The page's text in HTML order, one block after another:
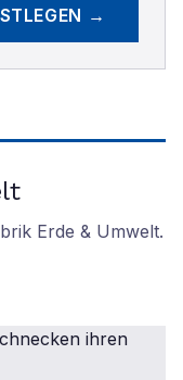
→
Erde & Umwelt.